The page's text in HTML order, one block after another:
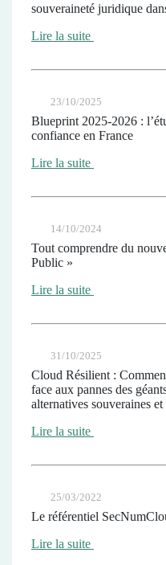
souveraineté juridique
Lire la suite
23/10/2025
Blueprint 2025-2026 :
confiance en France
Lire la suite
14/10/2024
Tout comprendre du
Public »
Lire la suite
31/10/2025
Cloud Résilient :
face aux pannes des
alternatives souveraines
Lire la suite
25/03/2022
Le référentiel
Lire la suite